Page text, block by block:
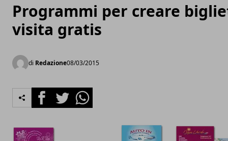
Programmi per creare
visita gratis
di Redazione08/03/2015
FacebookTwitterWhatsapp